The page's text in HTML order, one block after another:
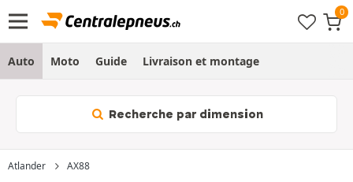
Auto Moto Guide Livraison et montage
Recherche par dimension
Atlander AX88